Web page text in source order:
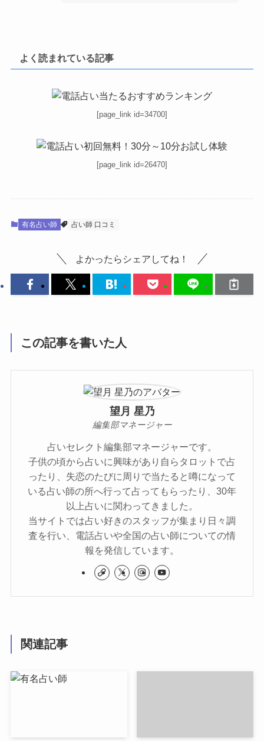
よく読まれている記事
[page_link id=34700]
[page_link id=26470]
有名占い師 占い師 口コミ
よかったらシェアしてね！
この記事を書いた人
望月 星乃
編集部マネージャー
占いセレクト編集部マネージャーです。
子供の頃から占いに興味があり自らタロットで占
ったり、失恋のたびに周りで当たると噂になって
いる占い師の所へ行って占ってもらったり、30年
以上占いに関わってきました。
当サイトでは占い好きのスタッフが集まり日々調
査を行い、電話占いや全国の占い師についての情
報を発信しています。
関連記事